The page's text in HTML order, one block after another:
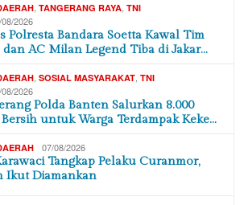
TANGERANG RAYA TNI
2026
Polresta Bandara Soetta Kawal Tim
dan AC Milan Legend Tiba di Jakar…
SOSIAL MASYARAKAT TNI
2026
Polda Banten Salurkan 8.000
untuk Warga Terdampak Keke…
07/08/2026
Tangkap Pelaku Curanmor,
Ikut Diamankan